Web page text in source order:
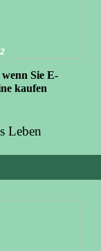
Sie E-
kaufen
Leben